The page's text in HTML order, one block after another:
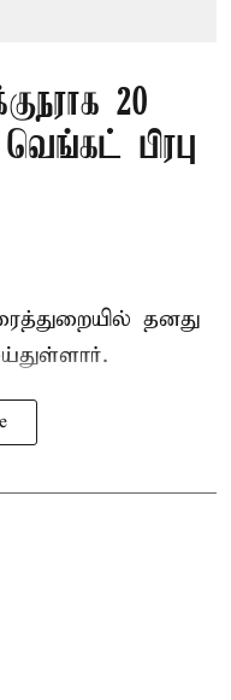
20
பிரபு
தனது